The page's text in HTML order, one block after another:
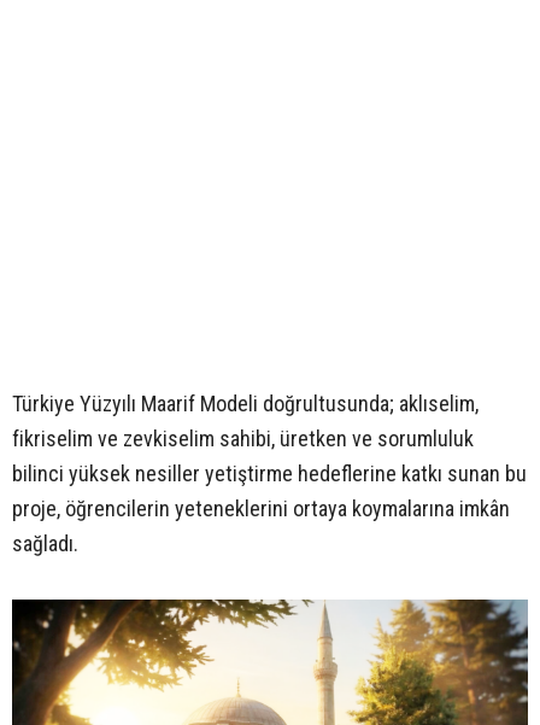
Türkiye Yüzyılı Maarif Modeli doğrultusunda; aklıselim,
fikriselim ve zevkiselim sahibi, üretken ve sorumluluk
bilinci yüksek nesiller yetiştirme hedeflerine katkı sunan bu
proje, öğrencilerin yeteneklerini ortaya koymalarına imkân
sağladı.